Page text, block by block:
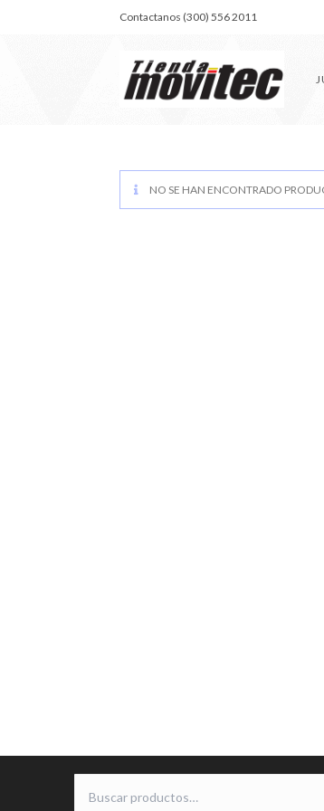
Contactanos (300) 556 2011
NO SE HAN ENCONTRADO